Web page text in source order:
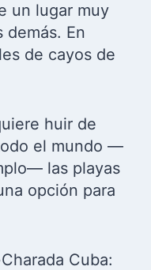
un lugar muy
En
de cayos de
huir de
el mundo —
las playas
opción para
Cuba: